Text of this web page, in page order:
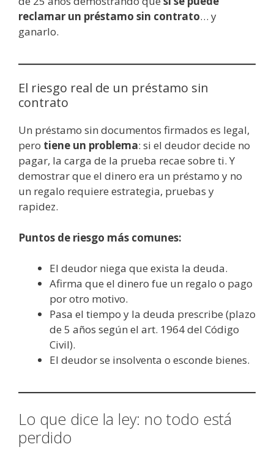
reclamar un préstamo sin contrato… y
ganarlo.
El riesgo real de un préstamo sin
contrato
Un préstamo sin documentos firmados es legal,
pero tiene un problema: si el deudor decide no
pagar, la carga de la prueba recae sobre ti. Y
demostrar que el dinero era un préstamo y no
un regalo requiere estrategia, pruebas y
rapidez.
Puntos de riesgo más comunes:
El deudor niega que exista la deuda.
Afirma que el dinero fue un regalo o pago
por otro motivo.
Pasa el tiempo y la deuda prescribe (plazo
de 5 años según el art. 1964 del Código
Civil).
El deudor se insolventa o esconde bienes.
Lo que dice la ley: no todo está
perdido